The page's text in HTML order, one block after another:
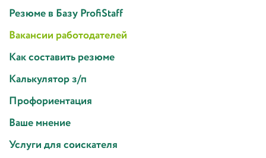
Резюме в Базу ProfiStaff
Вакансии работодателей
Как составить резюме
Калькулятор з/п
Профориентация
Ваше мнение
Услуги для соискателя